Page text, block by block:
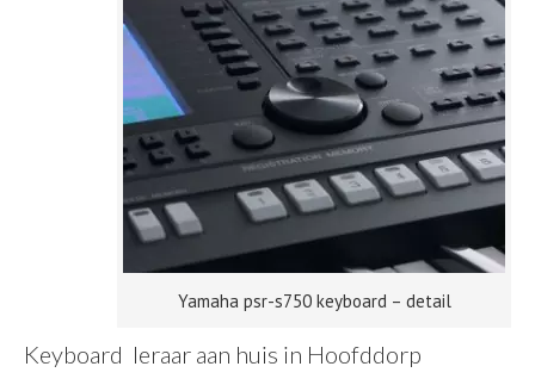
Yamaha psr-s750 keyboard – detail
Keyboard leraar aan huis in Hoofddorp